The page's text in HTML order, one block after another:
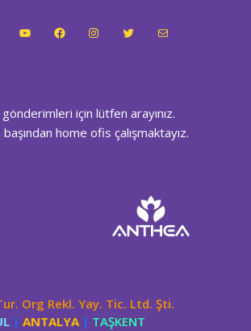
YouTubeFacebookInstagramTwitterE-posta
için lütfen arayınız.
home ofis çalışmaktayız.
Org Rekl. Yay. Tic. Ltd. Şti.
| ANTALYA | TAŞKENT